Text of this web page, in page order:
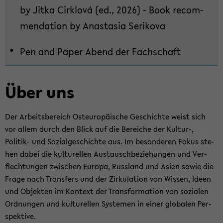
by Jitka Cirk­lová (ed., 2026) - Book re­com­
men­da­ti­on by Ana­sta­sia Se­ri­ko­va
Pen and Paper Abend der Fach­schaft
Über uns
Der Ar­beits­be­reich Ost­eu­ro­päi­sche Ge­schich­te weist sich
vor allem durch den Blick auf die Be­rei­che der Kultur-​,
Politik-​ und So­zi­al­ge­schich­te aus. Im be­son­de­ren Fokus ste­
hen dabei die kul­tu­rel­len Aus­tausch­be­zie­hun­gen und Ver­
flech­tun­gen zwi­schen Eu­ro­pa, Russ­land und Asien sowie die
Frage nach Trans­fers und der Zir­ku­la­ti­on von Wis­sen, Ideen
und Ob­jek­ten im Kon­text der Trans­for­ma­ti­on von so­zia­len
Ord­nun­gen und kul­tu­rel­len Sys­te­men in einer glo­ba­len Per­
spek­ti­ve.